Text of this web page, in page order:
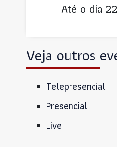
Até o dia
Veja outros
Telepresencial
Presencial
Live